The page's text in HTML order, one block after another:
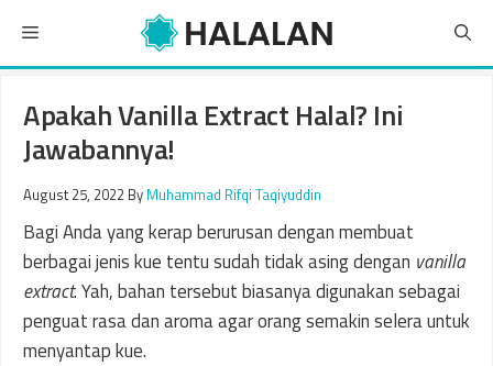
content
Menu
Apakah Vanilla Extract Halal? Ini
Jawabannya!
August 25, 2022 By Muhammad Rifqi Taqiyuddin
Bagi Anda yang kerap berurusan dengan membuat
berbagai jenis kue tentu sudah tidak asing dengan vanilla
extract. Yah, bahan tersebut biasanya digunakan sebagai
penguat rasa dan aroma agar orang semakin selera untuk
menyantap kue.